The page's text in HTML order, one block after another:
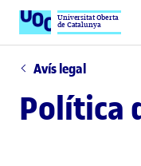
Universitat Oberta
de Catalunya
Avís legal
Política